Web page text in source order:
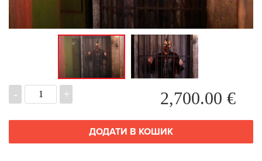
- + 2,700.00 €
ДОДАТИ В КОШИК